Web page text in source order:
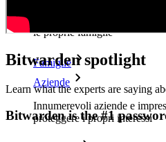
Milioni di utenti scelgono
le proprie famiglie
Famiglie
Aziende
Innumerevoli aziende e
proteggere i propri interessi
Bitwarden spotlight
Learn what the experts are saying
Bitwarden is the #1